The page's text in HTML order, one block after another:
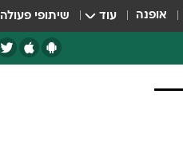
אופנה עוד שיתופי פעולה